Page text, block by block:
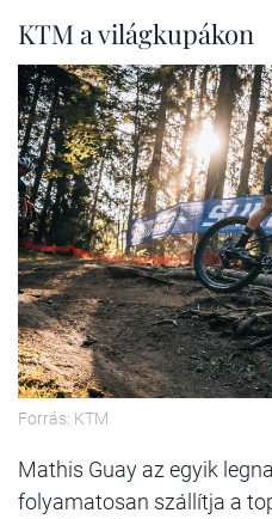
KTM a világkupákon
Forrás: KTM
Mathis Guay az egyik
folyamatosan szállítja a